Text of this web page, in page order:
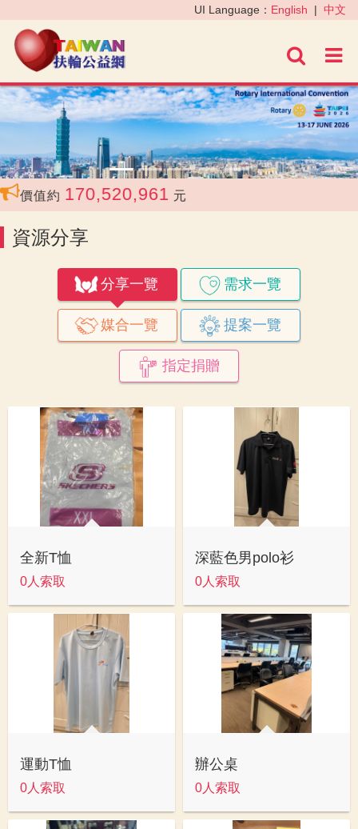
進階
UI Language： English | 中文
‹ ›
約 170,520,961 元
資源分享
分享一覽 需求一覽
媒合一覽 提案一覽
指定捐贈
全新T恤
0人索取
深藍色男polo衫
0人索取
運動T恤
0人索取
辦公桌
0人索取